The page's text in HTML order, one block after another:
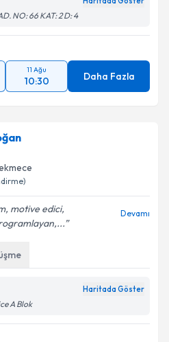
NO: 66 KAT: 2 D: 4
11 Ağu
10:30 Daha Fazla
motive edici,
Devamı
Haritada Göster
A Blok